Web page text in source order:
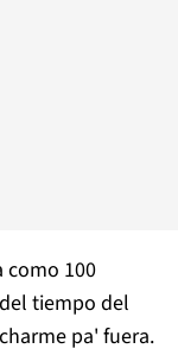
como 100
tiempo del
pa' fuera.